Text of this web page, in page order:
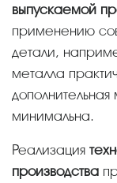
выпускаемой
применению
детали,
металла
минимальна.
Реализация
производства